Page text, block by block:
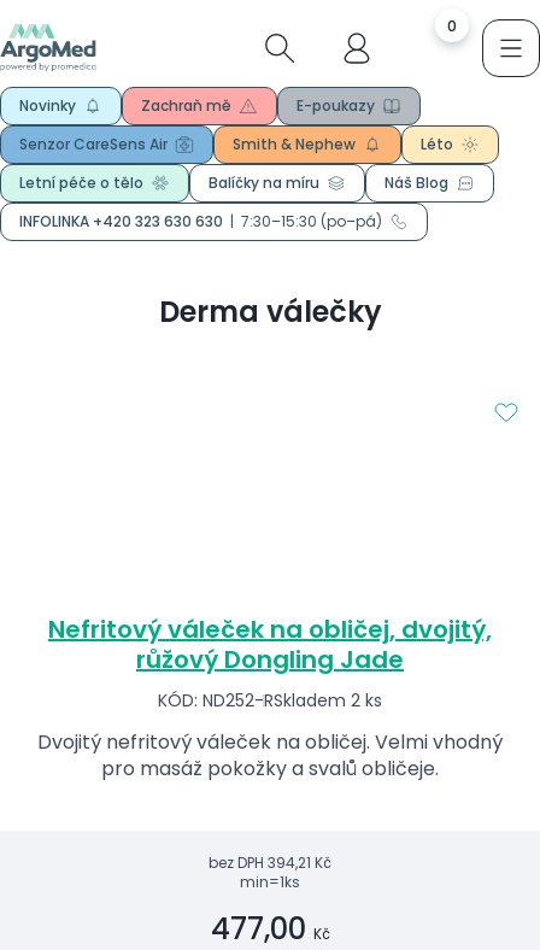
0
Novinky Zachraň mě
E-poukazy
Senzor CareSens Air
Smith & Nephew
Léto
Letní péče o tělo
Balíčky na míru
Náš Blog
INFOLINKA +420 323 630 630 | 7:30–15:30 (po–pá)
Derma válečky
Nefritový váleček na obličej, dvojitý,
růžový Dongling Jade
KÓD: ND252-RSkladem 2 ks
Dvojitý nefritový váleček na obličej. Velmi vhodný
pro masáž pokožky a svalů obličeje.
bez DPH 394,21 Kč
min=1ks
477,00 Kč